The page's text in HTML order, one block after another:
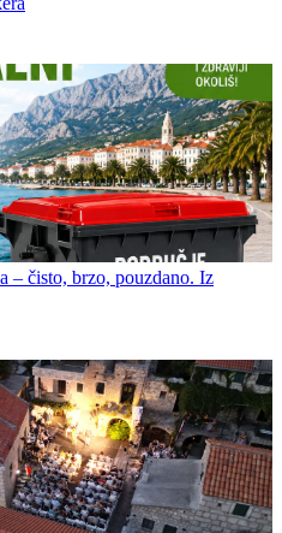
– čisto, brzo, pouzdano. Iz